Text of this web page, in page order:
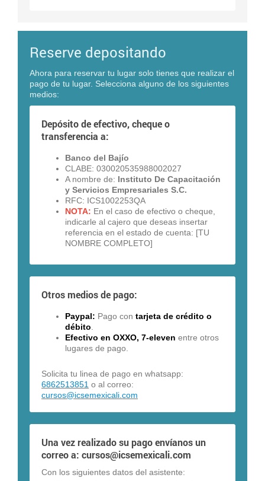
Reserve depositando
Ahora para reservar tu lugar solo tienes que realizar el
pago de tu lugar. Selecciona alguno de los siguientes
medios:
Depósito de efectivo, cheque o
transferencia a:
Banco del Bajío
CLABE: 030020535988002027
A nombre de: Instituto De Capacitación
y Servicios Empresariales S.C.
RFC: ICS1002253QA
NOTA: En el caso de efectivo o cheque,
indicarle al cajero que deseas insertar
referencia en el estado de cuenta: [TU
NOMBRE COMPLETO]
Otros medios de pago:
Paypal: Pago con tarjeta de crédito o
débito
Efectivo en OXXO, 7-eleven entre otros
lugares de pago.
Solicita tu linea de pago en whatsapp:
6862513851 o al correo:
cursos@icsemexicali.com
Una vez realizado su pago envíanos un
correo a: cursos@icsemexicali.com
Con los siguientes datos del asistente: